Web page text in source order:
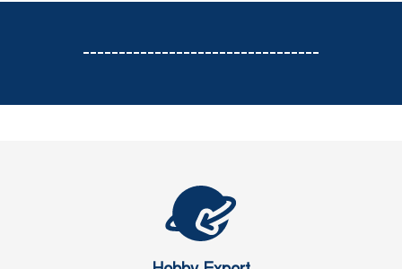
---------------------------------